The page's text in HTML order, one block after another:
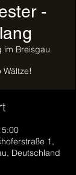
-
im Breisgau
Wältze!
1,
Deutschland